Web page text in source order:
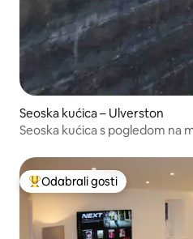
Seoska kućica – Ulverston
Seoska kućica s pogledom na
Među najviše rangiranima s
Odabrali gosti